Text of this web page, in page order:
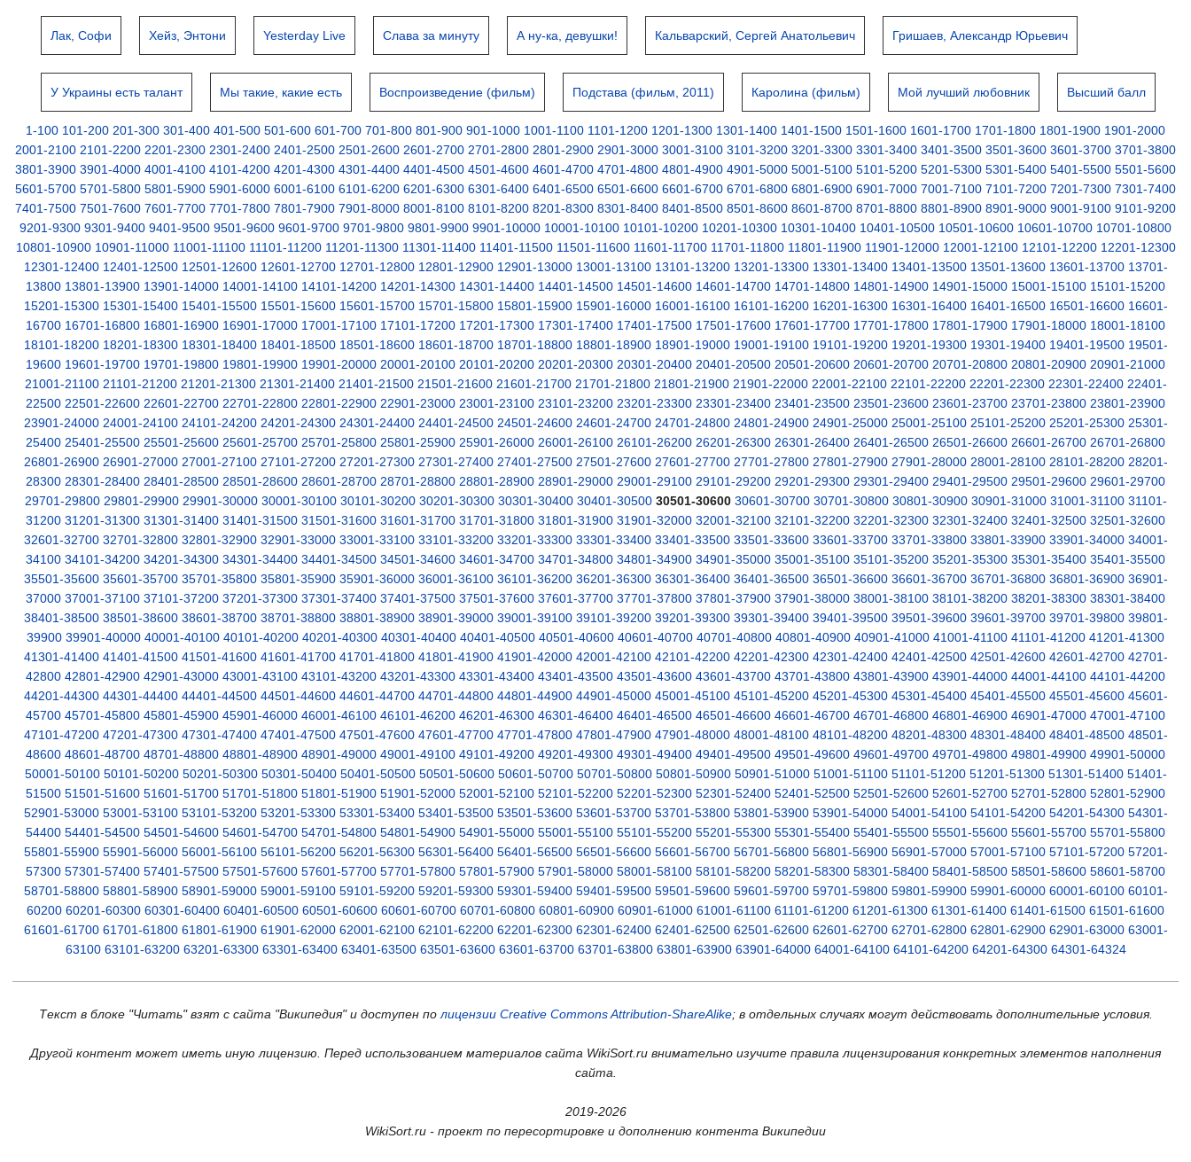
Лак, Софи Хейз, Энтони Yesterday Live Слава за минуту А ну-ка, девушки! Кальварский, Сергей Анатольевич Гришаев, Александр Юрьевич
У Украины есть талант Мы такие, какие есть Воспроизведение (фильм) Подстава (фильм, 2011) Каролина (фильм) Мой лучший любовник Высший балл
1-100 101-200 201-300 301-400 401-500 501-600 601-700 701-800 801-900 901-1000 1001-1100 1101-1200 1201-1300 1301-1400 1401-1500 1501-1600 1601-1700 1701-1800 1801-1900 1901-2000
2001-2100 2101-2200 2201-2300 2301-2400 2401-2500 2501-2600 2601-2700 2701-2800 2801-2900 2901-3000 3001-3100 3101-3200 3201-3300 3301-3400 3401-3500 3501-3600 3601-3700 3701-3800
3801-3900 3901-4000 4001-4100 4101-4200 4201-4300 4301-4400 4401-4500 4501-4600 4601-4700 4701-4800 4801-4900 4901-5000 5001-5100 5101-5200 5201-5300 5301-5400 5401-5500 5501-5600
5601-5700 5701-5800 5801-5900 5901-6000 6001-6100 6101-6200 6201-6300 6301-6400 6401-6500 6501-6600 6601-6700 6701-6800 6801-6900 6901-7000 7001-7100 7101-7200 7201-7300 7301-7400
7401-7500 7501-7600 7601-7700 7701-7800 7801-7900 7901-8000 8001-8100 8101-8200 8201-8300 8301-8400 8401-8500 8501-8600 8601-8700 8701-8800 8801-8900 8901-9000 9001-9100 9101-9200
9201-9300 9301-9400 9401-9500 9501-9600 9601-9700 9701-9800 9801-9900 9901-10000 10001-10100 10101-10200 10201-10300 10301-10400 10401-10500 10501-10600 10601-10700 10701-10800
10801-10900 10901-11000 11001-11100 11101-11200 11201-11300 11301-11400 11401-11500 11501-11600 11601-11700 11701-11800 11801-11900 11901-12000 12001-12100 12101-12200 12201-12300
12301-12400 12401-12500 12501-12600 12601-12700 12701-12800 12801-12900 12901-13000 13001-13100 13101-13200 13201-13300 13301-13400 13401-13500 13501-13600 13601-13700 13701-
13800 13801-13900 13901-14000 14001-14100 14101-14200 14201-14300 14301-14400 14401-14500 14501-14600 14601-14700 14701-14800 14801-14900 14901-15000 15001-15100 15101-15200
15201-15300 15301-15400 15401-15500 15501-15600 15601-15700 15701-15800 15801-15900 15901-16000 16001-16100 16101-16200 16201-16300 16301-16400 16401-16500 16501-16600 16601-
16700 16701-16800 16801-16900 16901-17000 17001-17100 17101-17200 17201-17300 17301-17400 17401-17500 17501-17600 17601-17700 17701-17800 17801-17900 17901-18000 18001-18100
18101-18200 18201-18300 18301-18400 18401-18500 18501-18600 18601-18700 18701-18800 18801-18900 18901-19000 19001-19100 19101-19200 19201-19300 19301-19400 19401-19500 19501-
19600 19601-19700 19701-19800 19801-19900 19901-20000 20001-20100 20101-20200 20201-20300 20301-20400 20401-20500 20501-20600 20601-20700 20701-20800 20801-20900 20901-21000
21001-21100 21101-21200 21201-21300 21301-21400 21401-21500 21501-21600 21601-21700 21701-21800 21801-21900 21901-22000 22001-22100 22101-22200 22201-22300 22301-22400 22401-
22500 22501-22600 22601-22700 22701-22800 22801-22900 22901-23000 23001-23100 23101-23200 23201-23300 23301-23400 23401-23500 23501-23600 23601-23700 23701-23800 23801-23900
23901-24000 24001-24100 24101-24200 24201-24300 24301-24400 24401-24500 24501-24600 24601-24700 24701-24800 24801-24900 24901-25000 25001-25100 25101-25200 25201-25300 25301-
25400 25401-25500 25501-25600 25601-25700 25701-25800 25801-25900 25901-26000 26001-26100 26101-26200 26201-26300 26301-26400 26401-26500 26501-26600 26601-26700 26701-26800
26801-26900 26901-27000 27001-27100 27101-27200 27201-27300 27301-27400 27401-27500 27501-27600 27601-27700 27701-27800 27801-27900 27901-28000 28001-28100 28101-28200 28201-
28300 28301-28400 28401-28500 28501-28600 28601-28700 28701-28800 28801-28900 28901-29000 29001-29100 29101-29200 29201-29300 29301-29400 29401-29500 29501-29600 29601-29700
29701-29800 29801-29900 29901-30000 30001-30100 30101-30200 30201-30300 30301-30400 30401-30500 30501-30600 30601-30700 30701-30800 30801-30900 30901-31000 31001-31100 31101-
31200 31201-31300 31301-31400 31401-31500 31501-31600 31601-31700 31701-31800 31801-31900 31901-32000 32001-32100 32101-32200 32201-32300 32301-32400 32401-32500 32501-32600
32601-32700 32701-32800 32801-32900 32901-33000 33001-33100 33101-33200 33201-33300 33301-33400 33401-33500 33501-33600 33601-33700 33701-33800 33801-33900 33901-34000 34001-
34100 34101-34200 34201-34300 34301-34400 34401-34500 34501-34600 34601-34700 34701-34800 34801-34900 34901-35000 35001-35100 35101-35200 35201-35300 35301-35400 35401-35500
35501-35600 35601-35700 35701-35800 35801-35900 35901-36000 36001-36100 36101-36200 36201-36300 36301-36400 36401-36500 36501-36600 36601-36700 36701-36800 36801-36900 36901-
37000 37001-37100 37101-37200 37201-37300 37301-37400 37401-37500 37501-37600 37601-37700 37701-37800 37801-37900 37901-38000 38001-38100 38101-38200 38201-38300 38301-38400
38401-38500 38501-38600 38601-38700 38701-38800 38801-38900 38901-39000 39001-39100 39101-39200 39201-39300 39301-39400 39401-39500 39501-39600 39601-39700 39701-39800 39801-
39900 39901-40000 40001-40100 40101-40200 40201-40300 40301-40400 40401-40500 40501-40600 40601-40700 40701-40800 40801-40900 40901-41000 41001-41100 41101-41200 41201-41300
41301-41400 41401-41500 41501-41600 41601-41700 41701-41800 41801-41900 41901-42000 42001-42100 42101-42200 42201-42300 42301-42400 42401-42500 42501-42600 42601-42700 42701-
42800 42801-42900 42901-43000 43001-43100 43101-43200 43201-43300 43301-43400 43401-43500 43501-43600 43601-43700 43701-43800 43801-43900 43901-44000 44001-44100 44101-44200
44201-44300 44301-44400 44401-44500 44501-44600 44601-44700 44701-44800 44801-44900 44901-45000 45001-45100 45101-45200 45201-45300 45301-45400 45401-45500 45501-45600 45601-
45700 45701-45800 45801-45900 45901-46000 46001-46100 46101-46200 46201-46300 46301-46400 46401-46500 46501-46600 46601-46700 46701-46800 46801-46900 46901-47000 47001-47100
47101-47200 47201-47300 47301-47400 47401-47500 47501-47600 47601-47700 47701-47800 47801-47900 47901-48000 48001-48100 48101-48200 48201-48300 48301-48400 48401-48500 48501-
48600 48601-48700 48701-48800 48801-48900 48901-49000 49001-49100 49101-49200 49201-49300 49301-49400 49401-49500 49501-49600 49601-49700 49701-49800 49801-49900 49901-50000
50001-50100 50101-50200 50201-50300 50301-50400 50401-50500 50501-50600 50601-50700 50701-50800 50801-50900 50901-51000 51001-51100 51101-51200 51201-51300 51301-51400 51401-
51500 51501-51600 51601-51700 51701-51800 51801-51900 51901-52000 52001-52100 52101-52200 52201-52300 52301-52400 52401-52500 52501-52600 52601-52700 52701-52800 52801-52900
52901-53000 53001-53100 53101-53200 53201-53300 53301-53400 53401-53500 53501-53600 53601-53700 53701-53800 53801-53900 53901-54000 54001-54100 54101-54200 54201-54300 54301-
54400 54401-54500 54501-54600 54601-54700 54701-54800 54801-54900 54901-55000 55001-55100 55101-55200 55201-55300 55301-55400 55401-55500 55501-55600 55601-55700 55701-55800
55801-55900 55901-56000 56001-56100 56101-56200 56201-56300 56301-56400 56401-56500 56501-56600 56601-56700 56701-56800 56801-56900 56901-57000 57001-57100 57101-57200 57201-
57300 57301-57400 57401-57500 57501-57600 57601-57700 57701-57800 57801-57900 57901-58000 58001-58100 58101-58200 58201-58300 58301-58400 58401-58500 58501-58600 58601-58700
58701-58800 58801-58900 58901-59000 59001-59100 59101-59200 59201-59300 59301-59400 59401-59500 59501-59600 59601-59700 59701-59800 59801-59900 59901-60000 60001-60100 60101-
60200 60201-60300 60301-60400 60401-60500 60501-60600 60601-60700 60701-60800 60801-60900 60901-61000 61001-61100 61101-61200 61201-61300 61301-61400 61401-61500 61501-61600
61601-61700 61701-61800 61801-61900 61901-62000 62001-62100 62101-62200 62201-62300 62301-62400 62401-62500 62501-62600 62601-62700 62701-62800 62801-62900 62901-63000 63001-
63100 63101-63200 63201-63300 63301-63400 63401-63500 63501-63600 63601-63700 63701-63800 63801-63900 63901-64000 64001-64100 64101-64200 64201-64300 64301-64324
Текст в блоке "Читать" взят с сайта "Википедия" и доступен по лицензии Creative Commons Attribution-ShareAlike; в отдельных случаях могут действовать дополнительные условия.
Другой контент может иметь иную лицензию. Перед использованием материалов сайта WikiSort.ru внимательно изучите правила лицензирования конкретных элементов наполнения
сайта.
2019-2026
WikiSort.ru - проект по пересортировке и дополнению контента Википедии